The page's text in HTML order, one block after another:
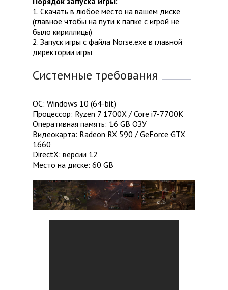
1. Скачать в любое место на вашем диске
(главное чтобы на пути к папке с игрой не
было кириллицы)
2. Запуск игры с файла Norse.exe в главной
директории игры
Системные требования
ОС: Windows 10 (64-bit)
Процессор: Ryzen 7 1700X / Core i7-7700K
Оперативная память: 16 GB ОЗУ
Видеокарта: Radeon RX 590 / GeForce GTX
1660
DirectX: версии 12
Место на диске: 60 GB